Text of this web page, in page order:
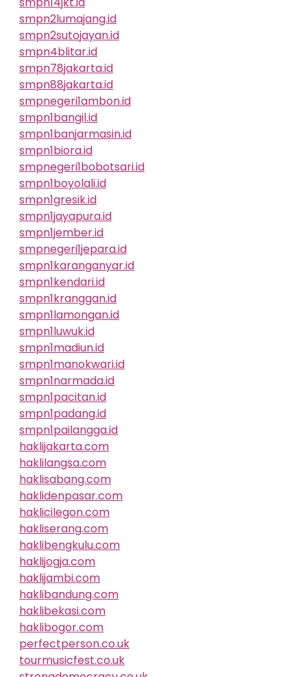
smpn2lumajang.id
smpn2sutojayan.id
smpn4blitar.id
smpn78jakarta.id
smpn88jakarta.id
smpnegeri1ambon.id
smpn1bangil.id
smpn1banjarmasin.id
smpn1biora.id
smpnegeri1bobotsari.id
smpn1boyolali.id
smpn1gresik.id
smpn1jayapura.id
smpn1jember.id
smpnegeri1jepara.id
smpn1karanganyar.id
smpn1kendari.id
smpn1kranggan.id
smpn1lamongan.id
smpn1luwuk.id
smpn1madiun.id
smpn1manokwari.id
smpn1narmada.id
smpn1pacitan.id
smpn1padang.id
smpn1pailangga.id
haklijakarta.com
haklilangsa.com
haklisabang.com
haklidenpasar.com
haklicilegon.com
hakliserang.com
haklibengkulu.com
haklijogja.com
haklijambi.com
haklibandung.com
haklibekasi.com
haklibogor.com
perfectperson.co.uk
tourmusicfest.co.uk